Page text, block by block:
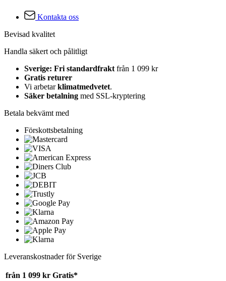
Kontakta oss
Bevisad kvalitet
Handla säkert och pålitligt
Sverige: Fri standardfrakt från 1 099 kr
Gratis returer
Vi arbetarklimatmedvetet.
Säker betalning med SSL-kryptering
Betala bekvämt med
Förskottsbetalning
Leveranskostnader för Sverige
från 1 099 kr Gratis*